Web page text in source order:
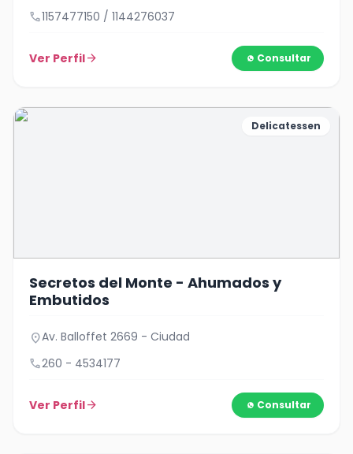
call1157477150 / 1144276037
Ver Perfilarrow_forward Consultar
Delicatessen
Secretos del Monte - Ahumados y
Embutidos
location_onAv. Balloffet 2669 - Ciudad
call260 - 4534177
Ver Perfilarrow_forward Consultar